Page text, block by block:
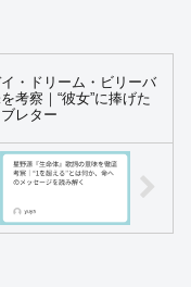
・ドリーム・ビリーバ
考察｜“彼女”に捧げた
レター